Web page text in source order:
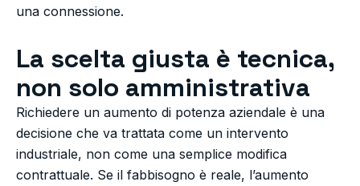
una connessione.
La scelta giusta è tecnica,
non solo amministrativa
Richiedere un aumento di potenza aziendale è una
decisione che va trattata come un intervento
industriale, non come una semplice modifica
contrattuale. Se il fabbisogno è reale, l’aumento